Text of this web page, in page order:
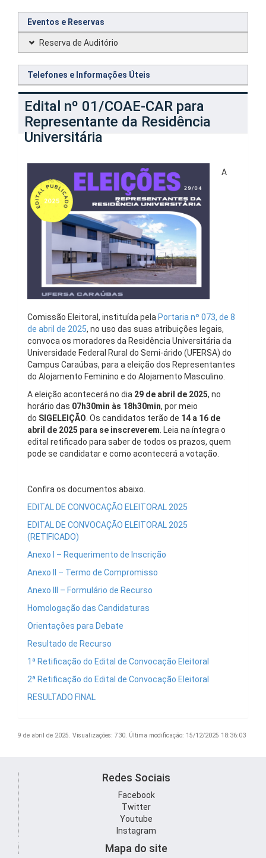
Eventos e Reservas
Reserva de Auditório
Telefones e Informações Úteis
Edital nº 01/COAE-CAR para
Representante da Residência
Universitária
A
Comissão Eleitoral, instituída pela Portaria nº 073, de 8
de abril de 2025, no uso das suas atribuições legais,
convoca os moradores da Residência Universitária da
Universidade Federal Rural do Semi-árido (UFERSA) do
Campus Caraúbas, para a eleição dos Representantes
do Alojamento Feminino e do Alojamento Masculino.
A eleição acontecerá no dia 29 de abril de 2025, no
horário das 07h30min às 18h30min, por meio
do SIGELEIÇÃO . Os candidatos terão de 14 a 16 de
abril de 2025 para se inscreverem . Leia na íntegra o
edital retificado para saber de todos os prazos, quem
pode se candidatar e como acontecerá a votação.
Confira os documentos abaixo.
EDITAL DE CONVOCAÇÃO ELEITORAL 2025
EDITAL DE CONVOCAÇÃO ELEITORAL 2025
(RETIFICADO)
Anexo I – Requerimento de Inscrição
Anexo II – Termo de Compromisso
Anexo III – Formulário de Recurso
Homologação das Candidaturas
Orientações para Debate
Resultado de Recurso
1ª Retificação do Edital de Convocação Eleitoral
2ª Retificação do Edital de Convocação Eleitoral
RESULTADO FINAL
9 de abril de 2025. Visualizações: 730. Última modificação: 15/12/2025 18:36:03
Redes Sociais
Facebook
Twitter
Youtube
Instagram
Mapa do site